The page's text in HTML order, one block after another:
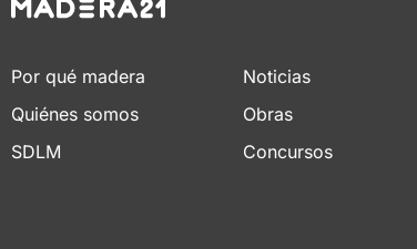
Por qué madera
Quiénes somos
SDLM
Noticias
Obras
Concursos